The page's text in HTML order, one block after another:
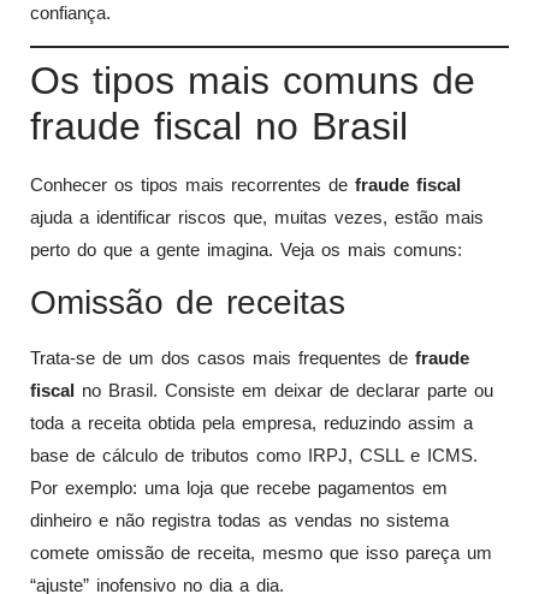
confiança.
Os tipos mais comuns de
fraude fiscal no Brasil
Conhecer os tipos mais recorrentes de fraude fiscal
ajuda a identificar riscos que, muitas vezes, estão mais
perto do que a gente imagina. Veja os mais comuns:
Omissão de receitas
Trata-se de um dos casos mais frequentes de fraude
fiscal no Brasil. Consiste em deixar de declarar parte ou
toda a receita obtida pela empresa, reduzindo assim a
base de cálculo de tributos como IRPJ, CSLL e ICMS.
Por exemplo: uma loja que recebe pagamentos em
dinheiro e não registra todas as vendas no sistema
comete omissão de receita, mesmo que isso pareça um
“ajuste” inofensivo no dia a dia.